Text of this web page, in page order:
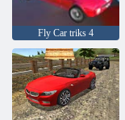
Fly Car triks 4